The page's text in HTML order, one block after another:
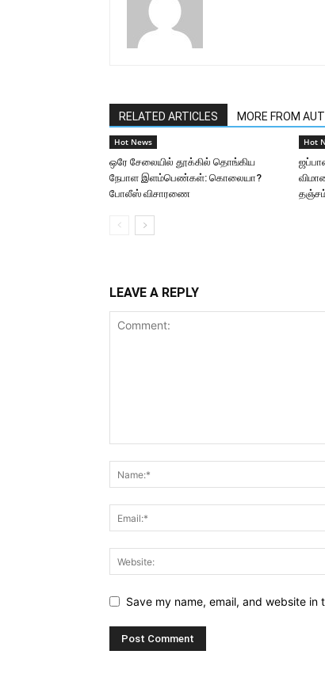
RELATED ARTICLES MORE FROM
Hot News
ஒரே சேலையில் தூக்கில் தொங்கிய
நேபாள இளம்பெண்கள்: கொலையா?
போலீஸ் விசாரணை
Hot
LEAVE A REPLY
Save my name, email, and website